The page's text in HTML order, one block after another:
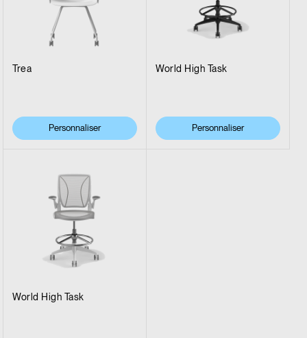
Trea
Personnaliser
World High Task
Personnaliser
World High Task